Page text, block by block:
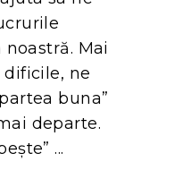
Mai
ne
buna”
departe.